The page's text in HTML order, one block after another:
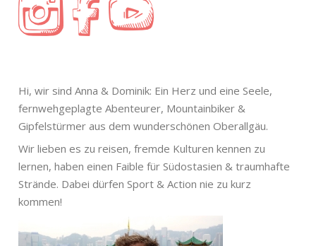
Hi, wir sind Anna & Dominik: Ein Herz und eine Seele,
fernwehgeplagte Abenteurer, Mountainbiker &
Gipfelstürmer aus dem wunderschönen Oberallgäu.
Wir lieben es zu reisen, fremde Kulturen kennen zu
lernen, haben einen Faible für Südostasien & traumhafte
Strände. Dabei dürfen Sport & Action nie zu kurz
kommen!